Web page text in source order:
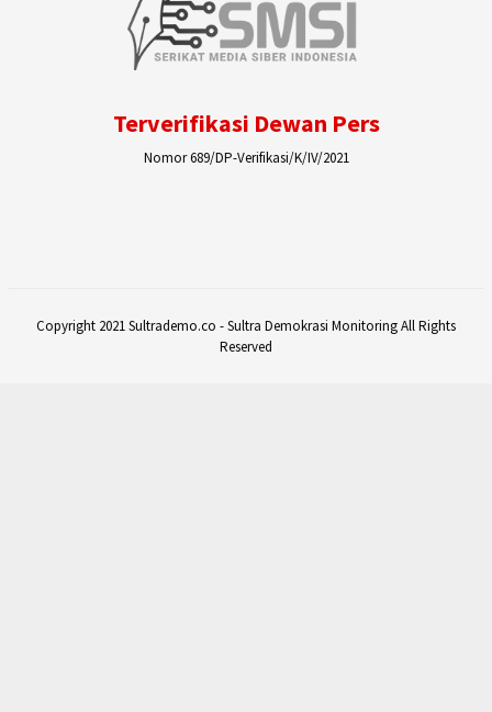
Terverifikasi Dewan Pers
Nomor 689/DP-Verifikasi/K/IV/2021
Copyright 2021 Sultrademo.co - Sultra Demokrasi Monitoring All Rights
Reserved